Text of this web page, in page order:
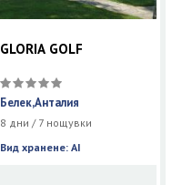
GLORIA GOLF
Белек,Анталия
8 дни / 7 нощувки
Вид хранене: AI